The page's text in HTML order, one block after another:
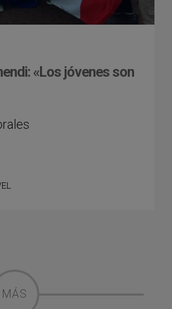
«Los jóvenes son
MÁS